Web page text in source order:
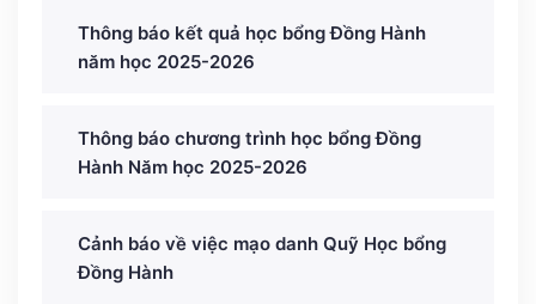
Thông báo kết quả học bổng Đồng Hành
năm học 2025-2026
Thông báo chương trình học bổng Đồng
Hành Năm học 2025-2026
Cảnh báo về việc mạo danh Quỹ Học bổng
Đồng Hành